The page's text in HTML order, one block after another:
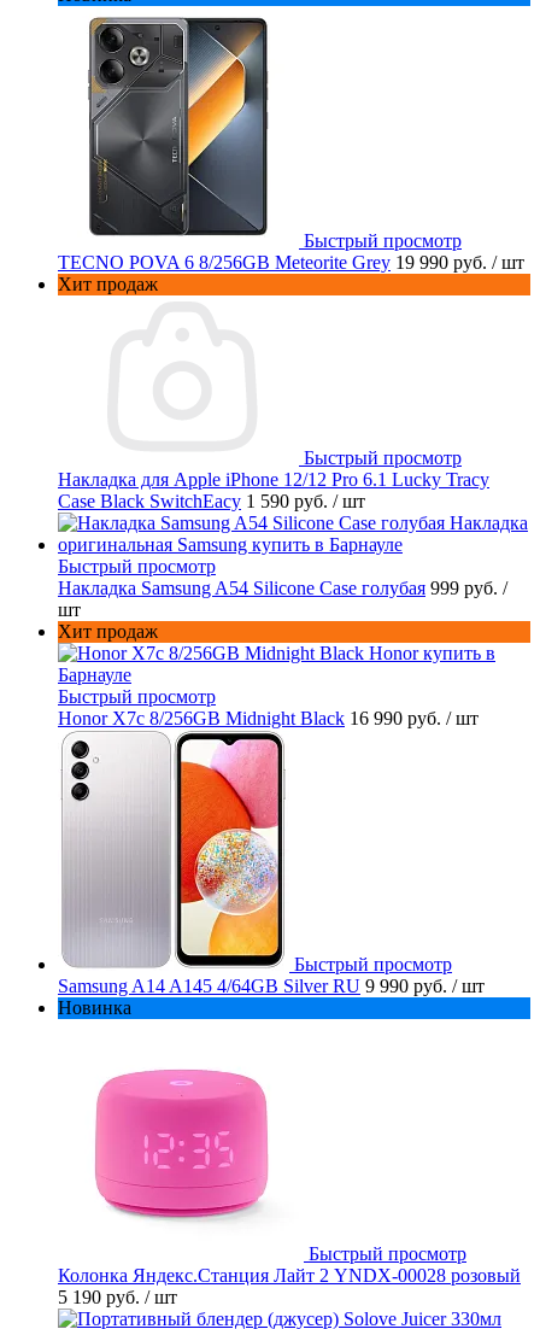
Быстрый просмотр
TECNO POVA 6 8/256GB Meteorite Grey 19 990 руб. / шт
Хит продаж
Быстрый просмотр
Накладка для Apple iPhone 12/12 Pro 6.1 Lucky Tracy
Case Black SwitchEacy 1 590 руб. / шт
Быстрый просмотр
Накладка Samsung A54 Silicone Case голубая 999 руб. /
шт
Хит продаж
Быстрый просмотр
Honor X7c 8/256GB Midnight Black 16 990 руб. / шт
Быстрый просмотр
Samsung A14 A145 4/64GB Silver RU 9 990 руб. / шт
Новинка
Быстрый просмотр
Колонка Яндекс.Станция Лайт 2 YNDX-00028 розовый
5 190 руб. / шт